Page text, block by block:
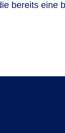
bereits eine